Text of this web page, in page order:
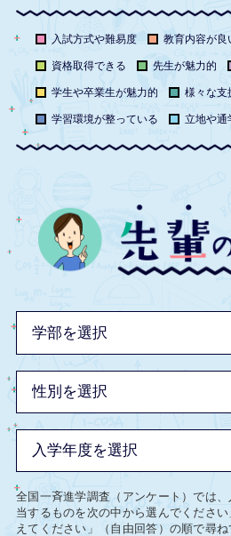
入試方式や難易度 教育内容が良
資格取得できる 先生が魅力的
学生や卒業生が魅力的 様々な支
学習環境が整っている 立地や通
全国一斉進学調査（アンケート）では
当するものを次の中から選んでくださ
えてください」（自由回答）の順で尋